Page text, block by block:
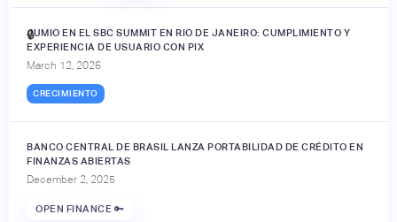
JUMIO EN EL SBC SUMMIT EN RIO DE JANEIRO: CUMPLIMIENTO Y
EXPERIENCIA DE USUARIO CON PIX
March 12, 2026
CRECIMIENTO
🔒
BANCO CENTRAL DE BRASIL LANZA PORTABILIDAD DE CRÉDITO EN
FINANZAS ABIERTAS
December 2, 2025
OPEN FINANCE 🔑